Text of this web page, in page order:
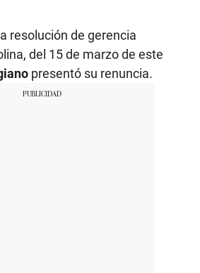
resolución de gerencia
del 15 de marzo de este
presentó su renuncia.